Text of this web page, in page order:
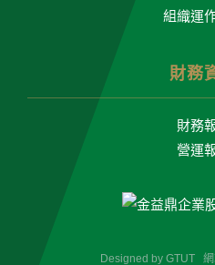
組織運
財務
財務
營運
Designed by GTUT